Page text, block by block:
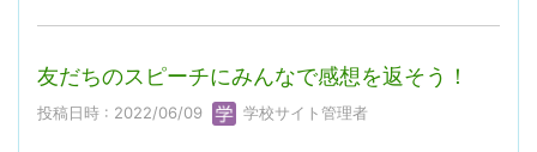
友だちのスピーチにみんなで感想を返そう！
投稿日時 : 2022/06/09 学校サイト管理者